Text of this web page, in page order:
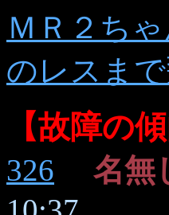
ＭＲ２ち
のレスま
【故障の
326
名無